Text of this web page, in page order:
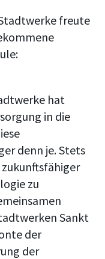
freute
hat
in die
denn je. Stets
zu
Sankt
der
der